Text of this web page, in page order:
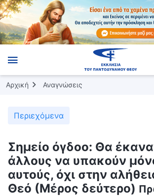
Αρχική Αναγνώσεις
Περιεχόμενα
Σημείο όγδοο: Θα
άλλους να υπακούν
αυτούς, όχι στην
Θεό (Μέρος δεύτερο)